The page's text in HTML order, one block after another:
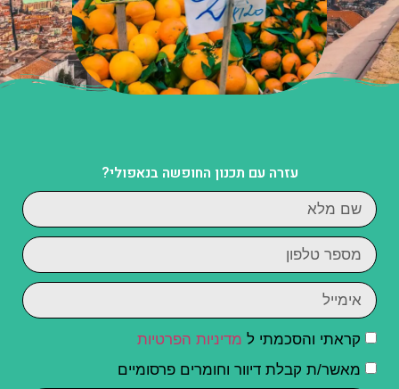
עזרה עם תכנון החופשה בנאפולי?
קראתי והסכמתי ל מדיניות הפרטיות
מאשר/ת קבלת דיוור וחומרים פרסומיים